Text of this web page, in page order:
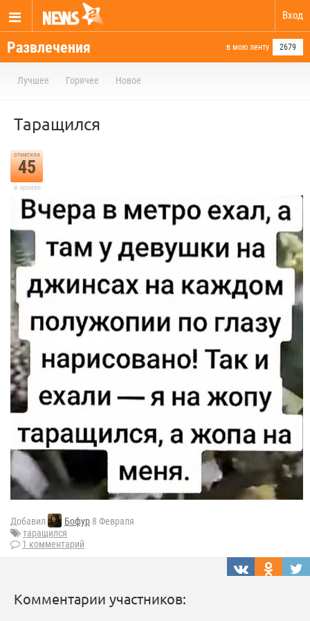
Вход
Развлечения в мою ленту 2679
Лучшее Горячее Новое
Таращился
отметили
45
в архиве
Добавил Бофур 8 Февраля
таращился
1 комментарий
Комментарии участников: